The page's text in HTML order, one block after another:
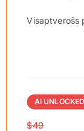
Visaptverošs
AI UNLOCKED
$49